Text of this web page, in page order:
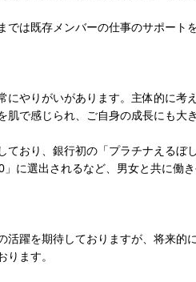
では既存メンバーの仕事のサポート
やりがいがあります。主体的に考
で感じられ、ご自身の成長にも大
おり、銀行初の「プラチナえるぼ
に選出されるなど、男女と共に働き
活躍を期待しておりますが、将来的
ます。